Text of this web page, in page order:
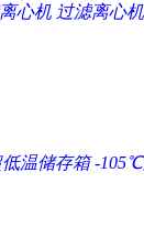
心机 过滤离心机
温储存箱 -